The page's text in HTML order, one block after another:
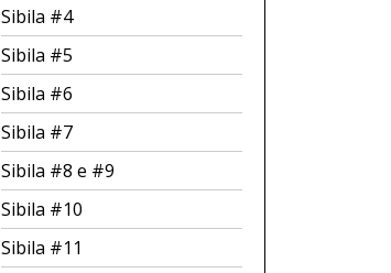
Sibila #4
Sibila #5
Sibila #6
Sibila #7
Sibila #8 e #9
Sibila #10
Sibila #11